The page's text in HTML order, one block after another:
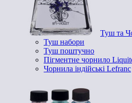
Туш та
Туш набори
Туш поштучно
Пігментне чорнило
Чорнила індійські Lefranc